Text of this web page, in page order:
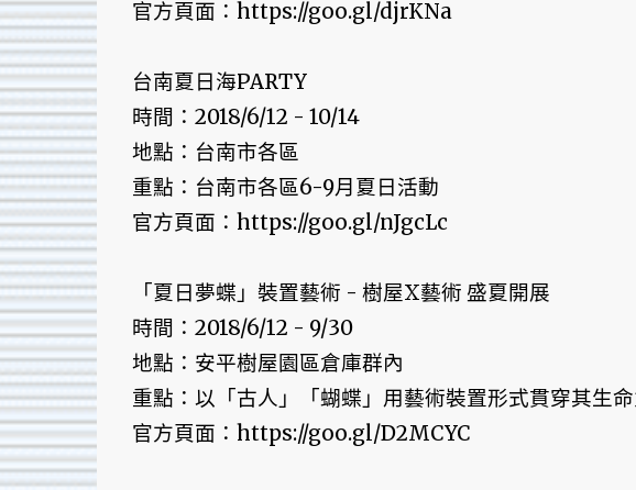
官方頁面：https://goo.gl/djrKNa
台南夏日海PARTY
時間：2018/6/12 - 10/14
地點：台南市各區
重點：台南市各區6-9月夏日活動
官方頁面：https://goo.gl/nJgcLc
「夏日夢蝶」裝置藝術 - 樹屋X藝術 盛夏開展
時間：2018/6/12 - 9/30
地點：安平樹屋園區倉庫群內
重點：以「古人」「蝴蝶」用藝術裝置形式貫穿其生
官方頁面：https://goo.gl/D2MCYC